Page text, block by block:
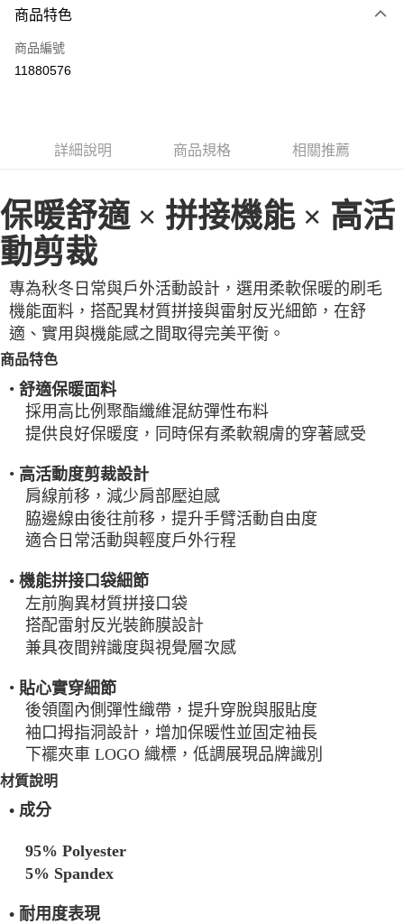
信用卡一次付款
LINE Pay
運送方式
一般全家取貨
每筆NT$100
全家超取(2000以上免運)
每筆NT$100，滿NT$2,000(含以上)免運費
一般7-11取貨
每筆NT$100
7-11超取(2000以上免運)
每筆NT$100，滿NT$2,000(含以上)免運費
一般宅配
每筆NT$100
每筆NT$100，滿NT$2,000(含以上)免運費
商品特色
商品編號
11880576
詳細說明 商品規格 相關推薦
保暖舒適 × 拼接機能 × 高活
動剪裁
專為秋冬日常與戶外活動設計，選用柔軟保暖的刷毛
機能面料，搭配異材質拼接與雷射反光細節，在舒
適、實用與機能感之間取得完美平衡。
商品特色
• 舒適保暖面料
採用高比例聚酯纖維混紡彈性布料
提供良好保暖度，同時保有柔軟親膚的穿著感受
• 高活動度剪裁設計
肩線前移，減少肩部壓迫感
脇邊線由後往前移，提升手臂活動自由度
適合日常活動與輕度戶外行程
• 機能拼接口袋細節
左前胸異材質拼接口袋
搭配雷射反光裝飾膜設計
兼具夜間辨識度與視覺層次感
• 貼心實穿細節
後領圍內側彈性織帶，提升穿脫與服貼度
袖口拇指洞設計，增加保暖性並固定袖長
下襬夾車 LOGO 織標，低調展現品牌識別
材質說明
• 成分
95% Polyester
5% Spandex
• 耐用度表現